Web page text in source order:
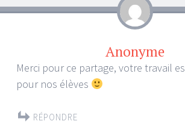
Anonyme
Merci pour ce partage, votre travail
pour nos élèves
RÉPONDRE